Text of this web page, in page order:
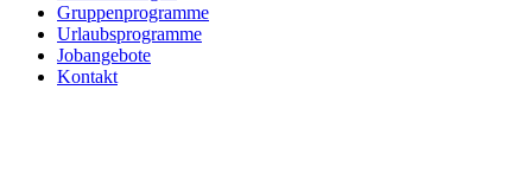
Gruppenprogramme
Urlaubsprogramme
Jobangebote
Kontakt